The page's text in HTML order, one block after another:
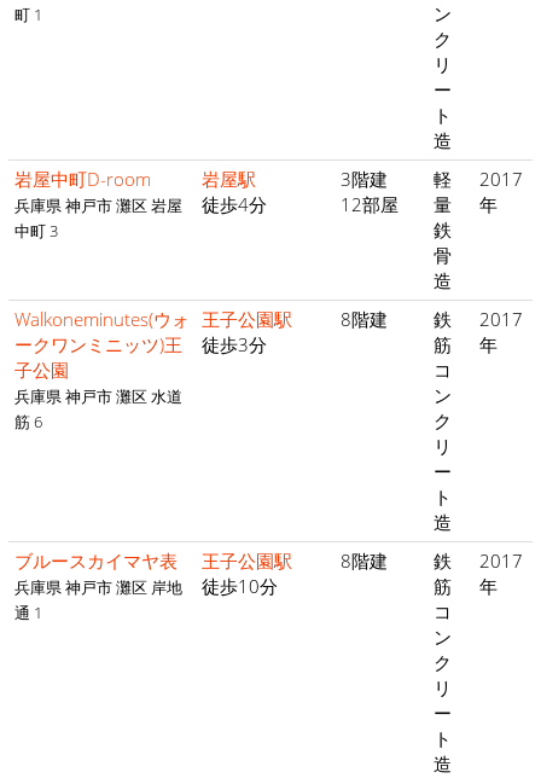
町 1
ン
ク
リ
ー
ト
造
岩屋中町D-room
兵庫県 神戸市 灘区 岩屋
中町 3
岩屋駅
徒歩4分
3階建
12部屋
軽
量
鉄
骨
造
2017
年
Walkoneminutes(ウォ
ークワンミニッツ)王
子公園
兵庫県 神戸市 灘区 水道
筋 6
王子公園駅
徒歩3分
8階建
鉄
筋
コ
ン
ク
リ
ー
ト
造
2017
年
ブルースカイマヤ表
兵庫県 神戸市 灘区 岸地
通 1
王子公園駅
徒歩10分
8階建
鉄
筋
コ
ン
ク
リ
ー
ト
造
2017
年